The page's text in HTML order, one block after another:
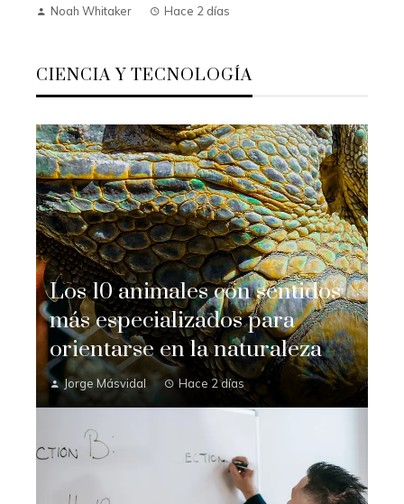
Noah Whitaker Hace 2 días
CIENCIA Y TECNOLOGÍA
Los 10 animales con sentidos
más especializados para
orientarse en la naturaleza
Jorge Másvidal Hace 2 días